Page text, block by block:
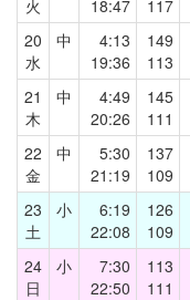
火 18:47 117
20
水
中
4:13
19:36
149
113
21
木
中
4:49
20:26
145
111
22
金
中
5:30
21:19
137
109
23
土
小
6:19
22:08
126
109
24
日
小
7:30
22:50
113
111